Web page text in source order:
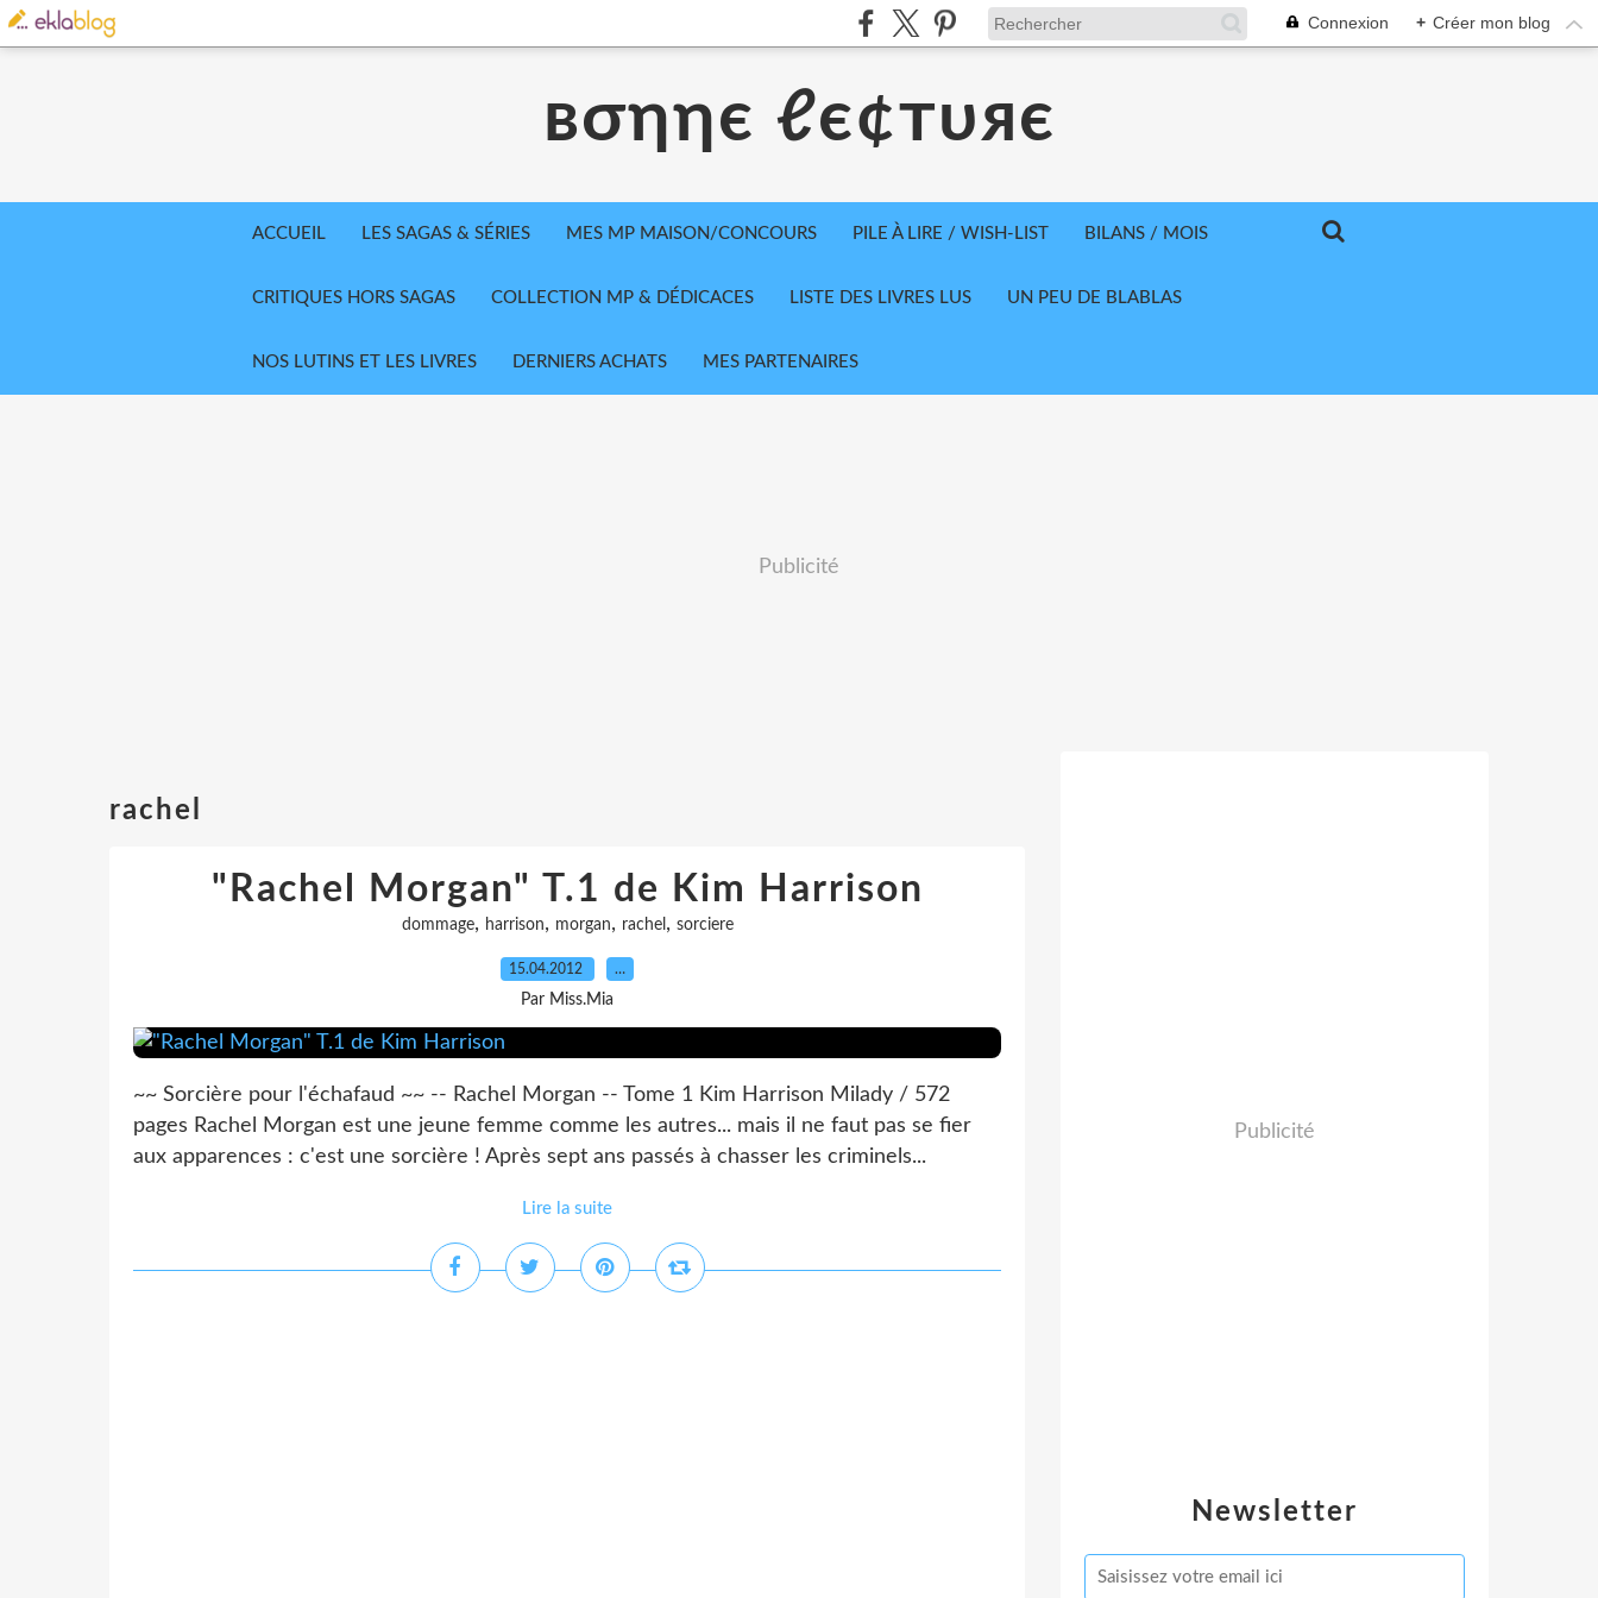
Connexion + Créer mon blog
вσηηє ℓє¢тυяє
ACCUEIL LES SAGAS & SÉRIES MES MP MAISON/CONCOURS PILE À LIRE / WISH-LIST BILANS / MOIS
CRITIQUES HORS SAGAS COLLECTION MP & DÉDICACES LISTE DES LIVRES LUS UN PEU DE BLABLAS
NOS LUTINS ET LES LIVRES DERNIERS ACHATS MES PARTENAIRES
Publicité
rachel
"Rachel Morgan" T.1 de Kim Harrison
dommage, harrison, morgan, rachel, sorciere
15.04.2012 …
Par Miss.Mia
~~ Sorcière pour l'échafaud ~~ -- Rachel Morgan -- Tome 1 Kim Harrison Milady / 572
pages Rachel Morgan est une jeune femme comme les autres... mais il ne faut pas se fier
aux apparences : c'est une sorcière ! Après sept ans passés à chasser les criminels...
Lire la suite
Newsletter
Publicité